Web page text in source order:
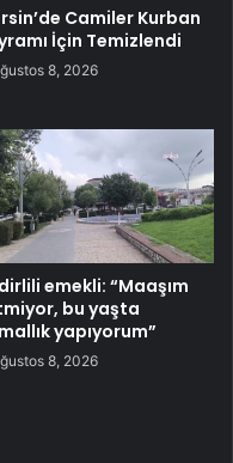
Camiler Kurban
İçin Temizlendi
8, 2026
emekli: “Maaşım
bu yaşta
yapıyorum”
8, 2026